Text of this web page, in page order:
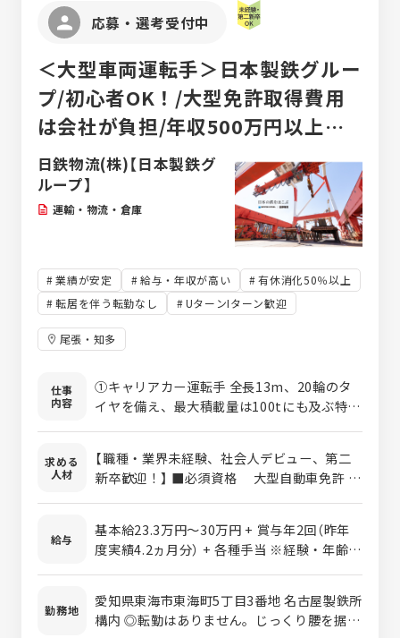
応募・選考受付中
＜大型車両運転手＞日本製鉄グルー
プ/初心者OK！/大型免許取得費用
は会社が負担/年収500万円以上可
能/有給取得率95%以上/転勤なし
日鉄物流(株)【日本製鉄グ
ループ】
運輸・物流・倉庫
業績が安定 給与・年収が高い
有休消化50％以上
転居を伴う転勤なし
UターンIターン歓迎
尾張・知多
仕事
内容
①キャリアカー運転手 全長13m、20輪のタ
イヤを備え、最大積載量は100tにも及ぶ特殊
板をロール状に巻き取った製品）を倉庫から
出荷船まで運ぶ業務です。 ②大型ダンプ運転
手 積載量10t～40tの大型ダンプで鉄鉱石・
石炭などの鉄の原料、鉄を延べ棒の状態に固
めた鋳物銑やスクラップを輸送する仕事で
うに運転席が首振り式になっているダンプな
ど、多種多様な車両を運転することが可能で
求める
人材
【職種・業界未経験、社会人デビュー、第二
新卒歓迎！】 ■必須資格 大型自動車免許
安全ルールを順守できる方 同僚とコミュ
ニケーションをしっかり取れる方 前向きに
業務に取り組める方 ※学歴不問。就業ブ
ランクも問いません。
給与
基本給23.3万円～30万円 + 賞与年2回（昨年
度実績4.2ヵ月分） + 各種手当 ※経験・年齢・
時間20時間、月3～4万円程度） ■深夜手当
（月2万円程度） ■交替手当 （月2万円程度）
勤務地
愛知県東海市東海町5丁目3番地 名古屋製鉄所
構内 ◎転勤はありません。じっくり腰を据え